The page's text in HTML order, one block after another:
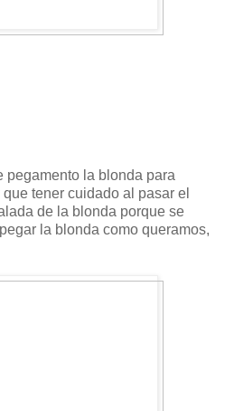
pegamento la blonda para
tener cuidado al pasar el
de la blonda porque se
la blonda como queramos,